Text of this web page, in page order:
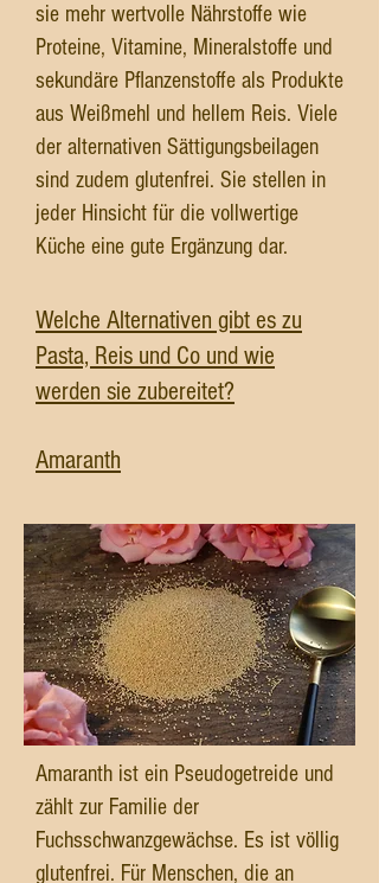
sie mehr wertvolle Nährstoffe wie
Proteine, Vitamine, Mineralstoffe und
sekundäre Pflanzenstoffe als Produkte
aus Weißmehl und hellem Reis. Viele
der alternativen Sättigungsbeilagen
sind zudem glutenfrei. Sie stellen in
jeder Hinsicht für die vollwertige
Küche eine gute Ergänzung dar.
Welche Alternativen gibt es zu
Pasta, Reis und Co und wie
werden sie zubereitet?
Amaranth
Amaranth ist ein Pseudogetreide und
zählt zur Familie der
Fuchsschwanzgewächse. Es ist völlig
glutenfrei. Für Menschen, die an